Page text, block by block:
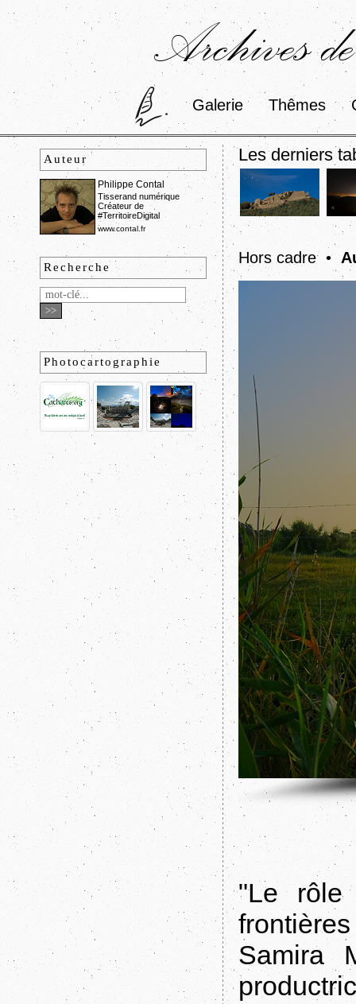
Archives
Galerie Thêmes
Auteur
Philippe Contal
Tisserand numérique
Créateur de
#TerritoireDigital
www.contal.fr
Recherche
Photocartographie
Les derniers
Hors cadre •
"Le rôle
Samira